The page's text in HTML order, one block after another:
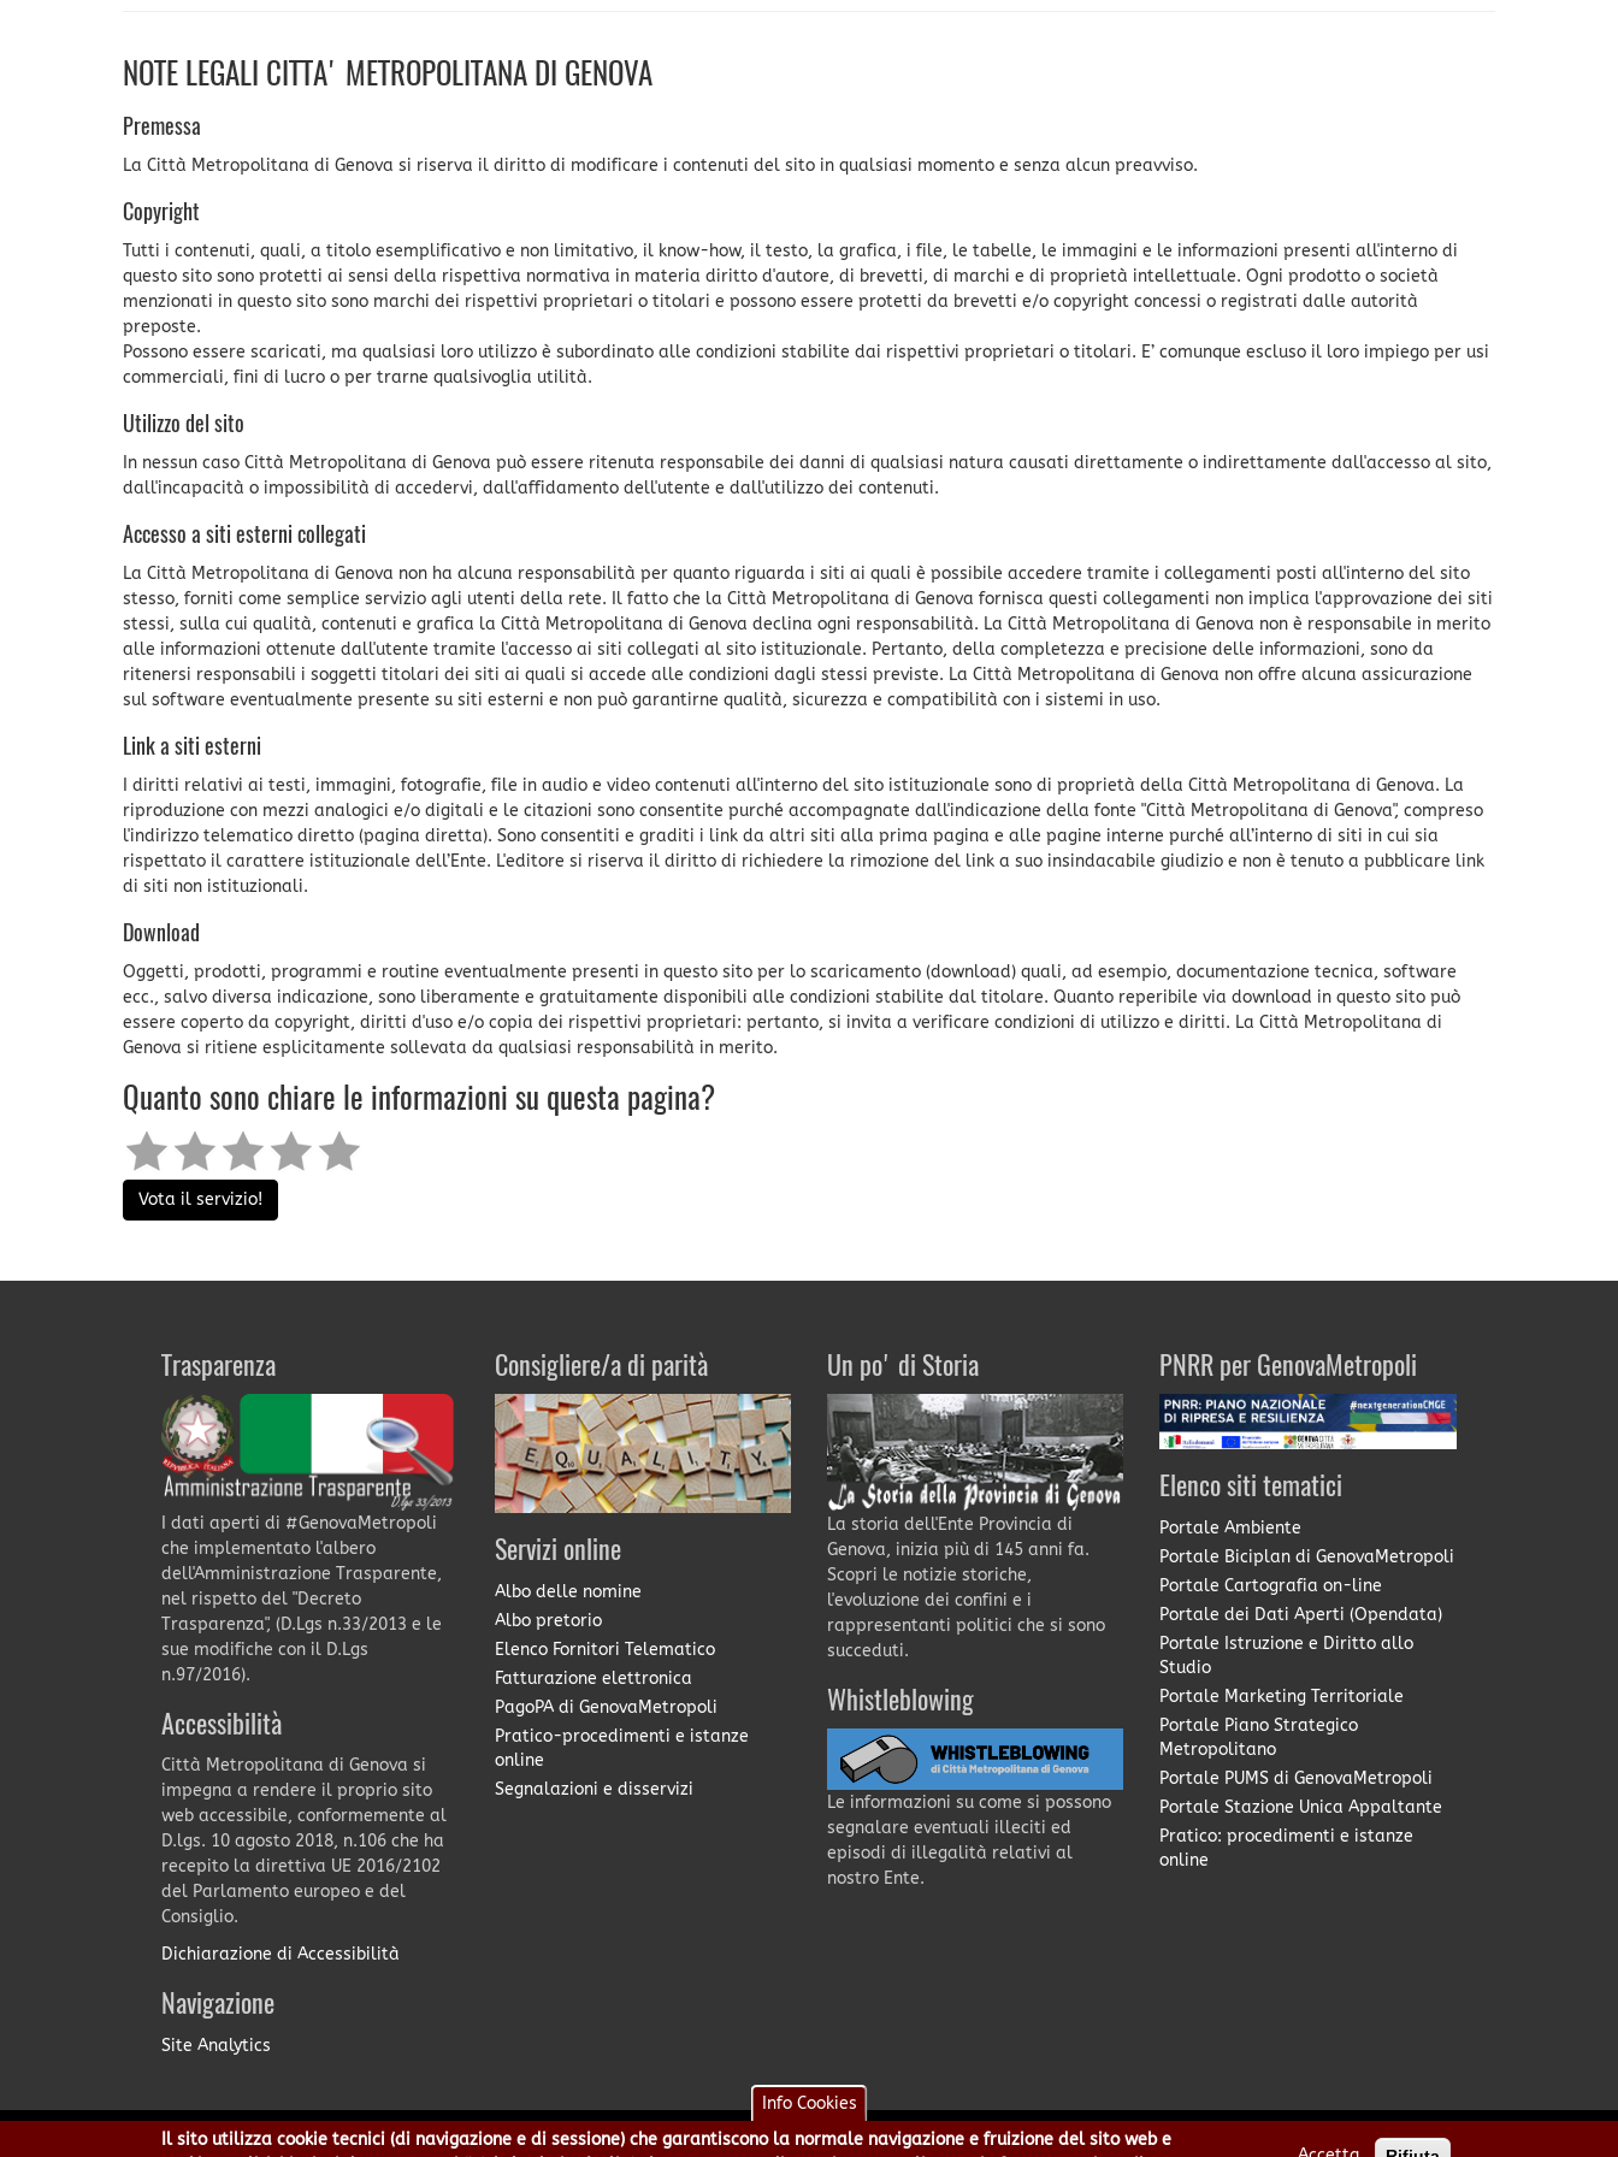
NOTE LEGALI CITTA' METROPOLITANA DI GENOVA
Premessa
La Città Metropolitana di Genova si riserva il diritto di modificare i contenuti del sito in qualsiasi momento e senza alcun preavviso.
Copyright
Tutti i contenuti, quali, a titolo esemplificativo e non limitativo, il know-how, il testo, la grafica, i file, le tabelle, le immagini e le informazioni presenti all'interno di
questo sito sono protetti ai sensi della rispettiva normativa in materia diritto d'autore, di brevetti, di marchi e di proprietà intellettuale. Ogni prodotto o società
menzionati in questo sito sono marchi dei rispettivi proprietari o titolari e possono essere protetti da brevetti e/o copyright concessi o registrati dalle autorità
preposte.
Possono essere scaricati, ma qualsiasi loro utilizzo è subordinato alle condizioni stabilite dai rispettivi proprietari o titolari. E’ comunque escluso il loro impiego per usi
commerciali, fini di lucro o per trarne qualsivoglia utilità.
Utilizzo del sito
In nessun caso Città Metropolitana di Genova può essere ritenuta responsabile dei danni di qualsiasi natura causati direttamente o indirettamente dall'accesso al sito,
dall'incapacità o impossibilità di accedervi, dall'affidamento dell'utente e dall'utilizzo dei contenuti.
Accesso a siti esterni collegati
La Città Metropolitana di Genova non ha alcuna responsabilità per quanto riguarda i siti ai quali è possibile accedere tramite i collegamenti posti all'interno del sito
stesso, forniti come semplice servizio agli utenti della rete. Il fatto che la Città Metropolitana di Genova fornisca questi collegamenti non implica l'approvazione dei siti
stessi, sulla cui qualità, contenuti e grafica la Città Metropolitana di Genova declina ogni responsabilità. La Città Metropolitana di Genova non è responsabile in merito
alle informazioni ottenute dall'utente tramite l'accesso ai siti collegati al sito istituzionale. Pertanto, della completezza e precisione delle informazioni, sono da
ritenersi responsabili i soggetti titolari dei siti ai quali si accede alle condizioni dagli stessi previste. La Città Metropolitana di Genova non offre alcuna assicurazione
sul software eventualmente presente su siti esterni e non può garantirne qualità, sicurezza e compatibilità con i sistemi in uso.
Link a siti esterni
I diritti relativi ai testi, immagini, fotografie, file in audio e video contenuti all'interno del sito istituzionale sono di proprietà della Città Metropolitana di Genova. La
riproduzione con mezzi analogici e/o digitali e le citazioni sono consentite purché accompagnate dall'indicazione della fonte "Città Metropolitana di Genova", compreso
l'indirizzo telematico diretto (pagina diretta). Sono consentiti e graditi i link da altri siti alla prima pagina e alle pagine interne purché all’interno di siti in cui sia
rispettato il carattere istituzionale dell’Ente. L'editore si riserva il diritto di richiedere la rimozione del link a suo insindacabile giudizio e non è tenuto a pubblicare link
di siti non istituzionali.
Download
Oggetti, prodotti, programmi e routine eventualmente presenti in questo sito per lo scaricamento (download) quali, ad esempio, documentazione tecnica, software
ecc., salvo diversa indicazione, sono liberamente e gratuitamente disponibili alle condizioni stabilite dal titolare. Quanto reperibile via download in questo sito può
essere coperto da copyright, diritti d'uso e/o copia dei rispettivi proprietari: pertanto, si invita a verificare condizioni di utilizzo e diritti. La Città Metropolitana di
Genova si ritiene esplicitamente sollevata da qualsiasi responsabilità in merito.
Quanto sono chiare le informazioni su questa pagina?
Vota il servizio!
Trasparenza
I dati aperti di #GenovaMetropoli
che implementato l'albero
dell'Amministrazione Trasparente,
nel rispetto del "Decreto
Trasparenza", (D.Lgs n.33/2013 e le
sue modifiche con il D.Lgs
n.97/2016).
Accessibilità
Città Metropolitana di Genova si
impegna a rendere il proprio sito
web accessibile, conformemente al
D.lgs. 10 agosto 2018, n.106 che ha
recepito la direttiva UE 2016/2102
del Parlamento europeo e del
Consiglio.
Dichiarazione di Accessibilità
Navigazione
Site Analytics
Consigliere/a di parità
Servizi online
Albo delle nomine
Albo pretorio
Elenco Fornitori Telematico
Fatturazione elettronica
PagoPA di GenovaMetropoli
Pratico-procedimenti e istanze
online
Segnalazioni e disservizi
Un po' di Storia
La storia dell'Ente Provincia di
Genova, inizia più di 145 anni fa.
Scopri le notizie storiche,
l'evoluzione dei confini e i
rappresentanti politici che si sono
succeduti.
Whistleblowing
Le informazioni su come si possono
segnalare eventuali illeciti ed
episodi di illegalità relativi al
nostro Ente.
PNRR per GenovaMetropoli
Elenco siti tematici
Portale Ambiente
Portale Biciplan di GenovaMetropoli
Portale Cartografia on-line
Portale dei Dati Aperti (Opendata)
Portale Istruzione e Diritto allo
Studio
Portale Marketing Territoriale
Portale Piano Strategico
Metropolitano
Portale PUMS di GenovaMetropoli
Portale Stazione Unica Appaltante
Pratico: procedimenti e istanze
online
Info Cookies
Il sito utilizza cookie tecnici (di navigazione e di sessione) che garantiscono la normale navigazione e fruizione del sito web e